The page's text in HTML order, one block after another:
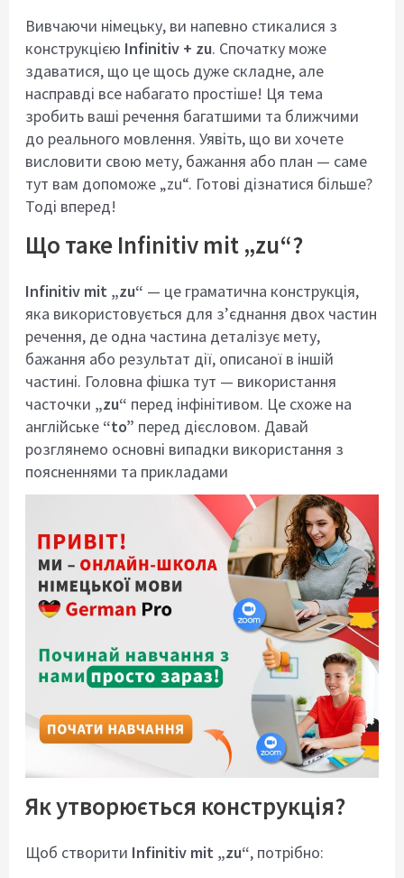
Вивчаючи нiмецьку, ви напевно стикалися з
конструкцiєю Infinitiv + zu. Спочатку може
здаватися, що це щось дуже складне, але
насправдi все набагато простiше! Ця тема
зробить вашi речення багатшими та ближчими
до реального мовлення. Уявiть, що ви хочете
висловити свою мету, бажання або план — саме
тут вам допоможе „zu“. Готовi дiзнатися бiльше?
Тодi вперед!
Що таке Infinitiv mit „zu“?
Infinitiv mit „zu“ — це граматична конструкцiя,
яка використовується для з’єднання двох частин
речення, де одна частина деталiзує мету,
бажання або результат дiї, описаної в iншiй
частинi. Головна фiшка тут — використання
часточки „zu“ перед iнфiнiтивом. Це схоже на
англійське “to” перед дієсловом. Давай
розглянемо основні випадки використання з
поясненнями та прикладами
Як утворюється конструкція?
Щоб створити Infinitiv mit „zu“, потрiбно: